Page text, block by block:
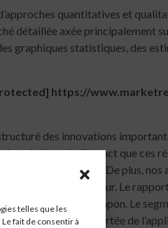
telles que les
fait de consentir à
quantitatives et
détaillée axée principalement
graphiques statistiques, des
https://
des innovations
de l’impact que ces
considérée. De plus, nos
attendus du secteur. Le
automobiles au Japon. Le
ainsi que la portée de